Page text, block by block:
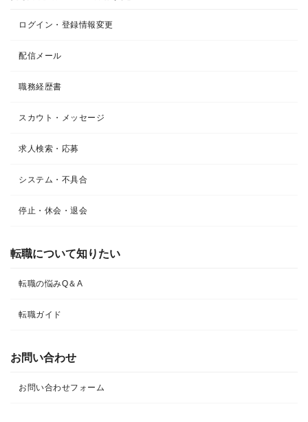
ログイン・登録情報変更
配信メール
職務経歴書
スカウト・メッセージ
求人検索・応募
システム・不具合
停止・休会・退会
転職について知りたい​
転職の悩みQ＆A​
転職ガイド
お問い合わせ
お問い合わせフォーム